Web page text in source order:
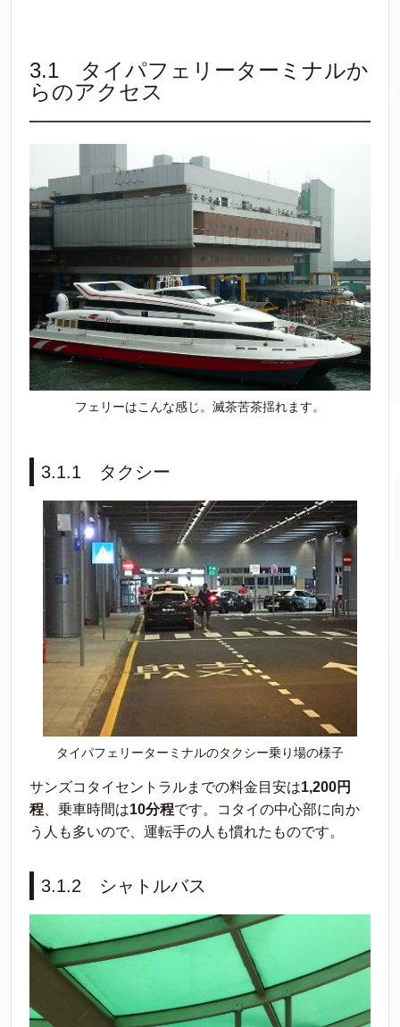
3.1 タイパフェリーターミナルか
らのアクセス
フェリーはこんな感じ。滅茶苦茶揺れます。
3.1.1 タクシー
タイパフェリーターミナルのタクシー乗り場の様子
サンズコタイセントラルまでの料金目安は1,200円
程 、乗車時間は10分程です。コタイの中心部に向か
う人も多いので、運転手の人も慣れたものです。
3.1.2 シャトルバス